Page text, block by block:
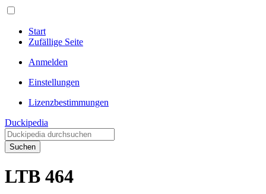
Start
Zufällige Seite
Anmelden
Einstellungen
Lizenzbestimmungen
Duckipedia
Suchen
LTB 464